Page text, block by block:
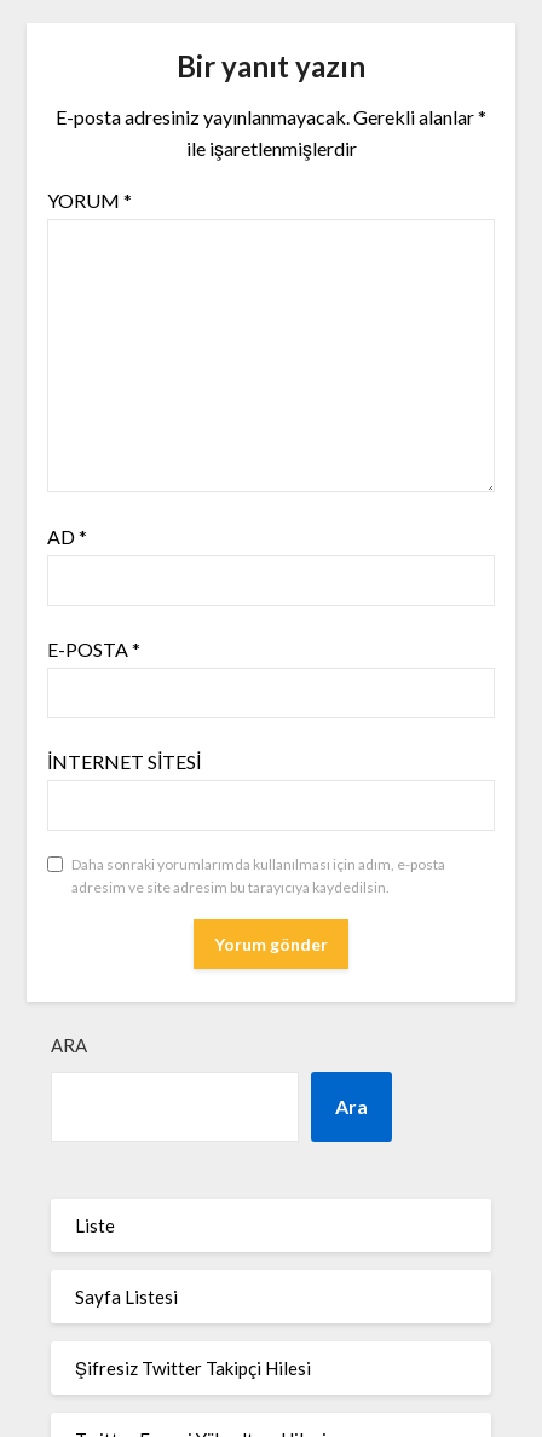
Bir yanıt yazın
E-posta adresiniz yayınlanmayacak.Gerekli alanlar*
ile işaretlenmişlerdir
YORUM *
AD*
E-POSTA*
İNTERNET SITESI
Daha sonraki yorumlarımda kullanılması için adım, e-posta
adresim ve site adresim bu tarayıcıya kaydedilsin.
ARA
Ara
Liste
Sayfa Listesi
Şifresiz Twitter Takipçi Hilesi